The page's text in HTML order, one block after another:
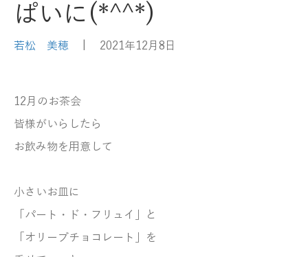
ぱいに(*^^*)
若松 美穂 2021年12月8日
12月のお茶会
皆様がいらしたら
お飲み物を用意して
小さいお皿に
「パート・ド・フリュイ」と
「オリーブチョコレート」を